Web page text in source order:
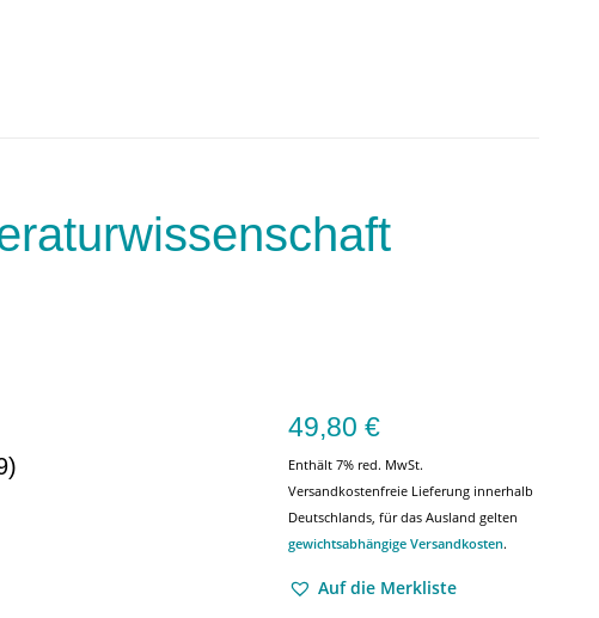
49,80 €
Enthält 7% red. MwSt.
Versandkostenfreie Lieferung innerhalb
Deutschlands, für das Ausland gelten
gewichtsabhängige Versandkosten.
Auf die Merkliste